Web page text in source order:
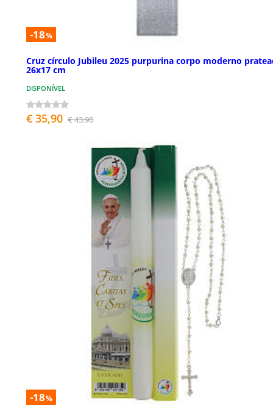
-18%
Cruz círculo Jubileu 2025 purpurina corpo moderno
26x17 cm
DISPONÍVEL
€ 35,90 € 43,90
-18%